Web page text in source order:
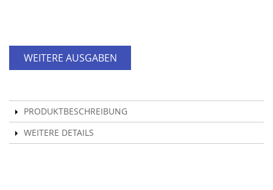
WEITERE AUSGABEN
PRODUKTBESCHREIBUNG
WEITERE DETAILS